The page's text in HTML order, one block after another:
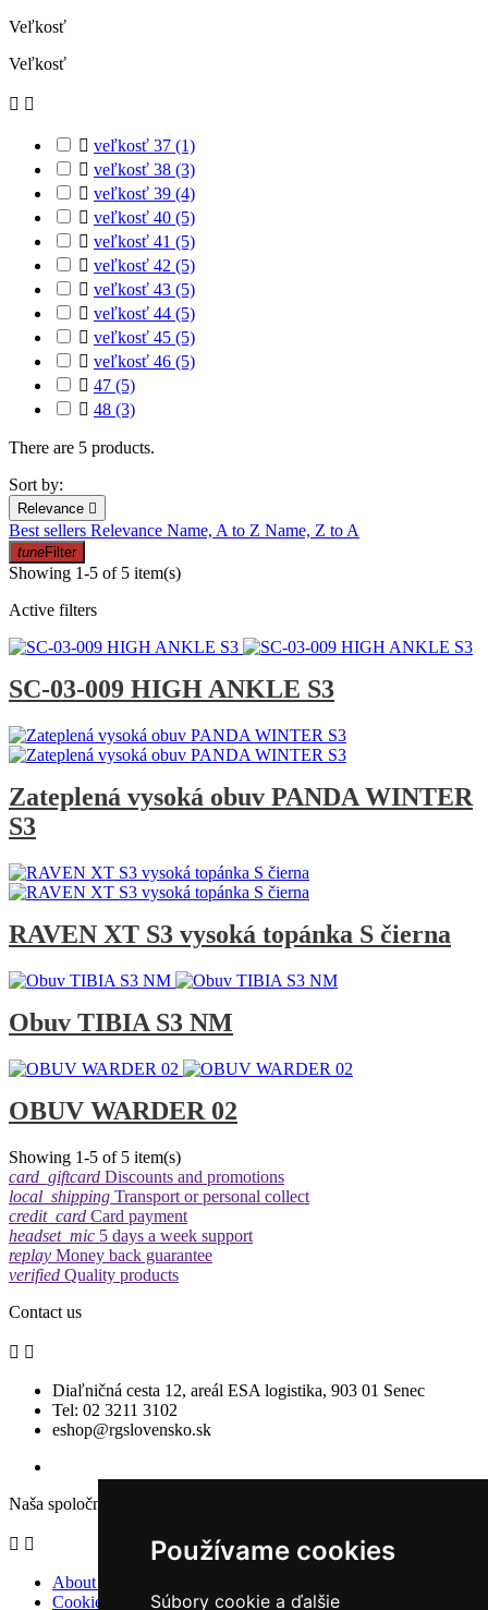
Používame cookies
Súbory cookie a ďalšie
Veľkosť
Veľkosť
 
 veľkosť 37 (1)
 veľkosť 38 (3)
 veľkosť 39 (4)
 veľkosť 40 (5)
 veľkosť 41 (5)
 veľkosť 42 (5)
 veľkosť 43 (5)
 veľkosť 44 (5)
 veľkosť 45 (5)
 veľkosť 46 (5)
 47 (5)
 48 (3)
There are 5 products.
Sort by:
Relevance 
Best sellers Relevance Name, A to Z Name, Z to A
tuneFilter
Showing 1-5 of 5 item(s)
Active filters
SC-03-009 HIGH ANKLE S3
Zateplená vysoká obuv PANDA WINTER
S3
RAVEN XT S3 vysoká topánka S čierna
Obuv TIBIA S3 NM
OBUV WARDER 02
Showing 1-5 of 5 item(s)
card_giftcard Discounts and promotions
local_shipping Transport or personal collect
credit_card Card payment
headset_mic 5 days a week support
replay Money back guarantee
verified Quality products
Contact us
 
Diaľničná cesta 12, areál ESA logistika, 903 01 Senec
Tel: 02 3211 3102
eshop@rgslovensko.sk
Naša spoločnosť
 
About us
Cookies